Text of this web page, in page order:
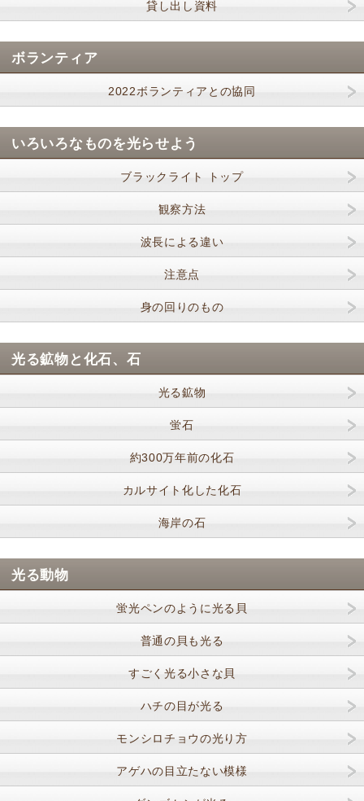
貸し出し資料
ボランティア
2022ボランティアとの協同
いろいろなものを光らせよう
ブラックライト トップ
観察方法
波長による違い
注意点
身の回りのもの
光る鉱物と化石、石
光る鉱物
蛍石
約300万年前の化石
カルサイト化した化石
海岸の石
光る動物
蛍光ペンのように光る貝
普通の貝も光る
すごく光る小さな貝
ハチの目が光る
モンシロチョウの光り方
アゲハの目立たない模様